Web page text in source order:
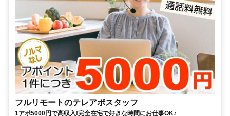
フルリモートのテレアポスタッフ
1アポ5000円で高収入!完全在宅で好きな時間にお仕事OK♪